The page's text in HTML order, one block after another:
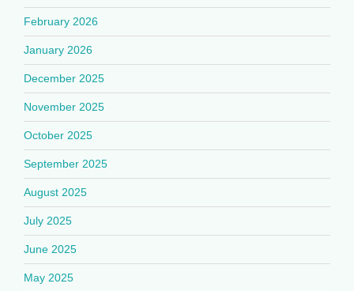
February 2026
January 2026
December 2025
November 2025
October 2025
September 2025
August 2025
July 2025
June 2025
May 2025